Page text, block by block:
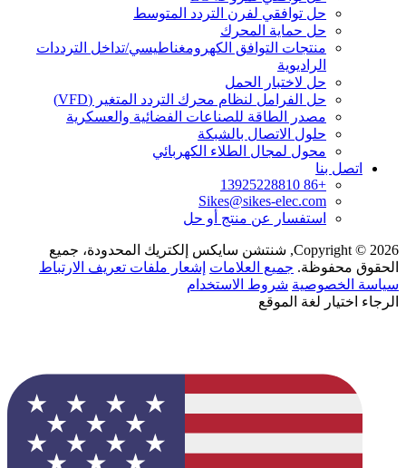
حل توافقي لفرن التردد المتوسط
حل حماية المحرك
منتجات التوافق الكهرومغناطيسي/تداخل الترددات
الراديوية
حل لاختبار الحمل
حل الفرامل لنظام محرك التردد المتغير (VFD)
مصدر الطاقة للصناعات الفضائية والعسكرية
حلول الاتصال بالشبكة
محول لمجال الطلاء الكهربائي
اتصل بنا
+86 13925228810
Sikes@sikes-elec.com
استفسار عن منتج أو حل
Copyright © 2026, شنتشن سايكس إلكتريك المحدودة، جميع
الحقوق محفوظة. جميع العلامات إشعار ملفات تعريف الارتباط
سياسة الخصوصية شروط الاستخدام
الرجاء اختيار لغة الموقع